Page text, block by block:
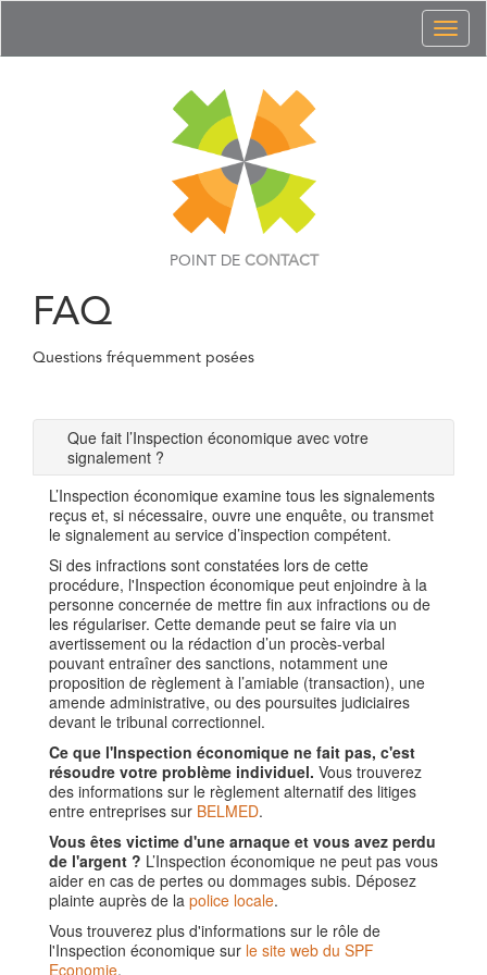
POINT DE CONTACT
FAQ
Questions fréquemment posées
Que fait l’Inspection économique avec votre
signalement ?
L’Inspection économique examine tous les signalements
reçus et, si nécessaire, ouvre une enquête, ou transmet
le signalement au service d’inspection compétent.
Si des infractions sont constatées lors de cette
procédure, l'Inspection économique peut enjoindre à la
personne concernée de mettre fin aux infractions ou de
les régulariser. Cette demande peut se faire via un
avertissement ou la rédaction d’un procès-verbal
pouvant entraîner des sanctions, notamment une
proposition de règlement à l’amiable (transaction), une
amende administrative, ou des poursuites judiciaires
devant le tribunal correctionnel.
Ce que l'Inspection économique ne fait pas, c'est
résoudre votre problème individuel. Vous trouverez
des informations sur le règlement alternatif des litiges
entre entreprises sur BELMED.
Vous êtes victime d'une arnaque et vous avez perdu
de l'argent ? L’Inspection économique ne peut pas vous
aider en cas de pertes ou dommages subis. Déposez
plainte auprès de la police locale.
Vous trouverez plus d'informations sur le rôle de
l'Inspection économique sur le site web du SPF
Economie.